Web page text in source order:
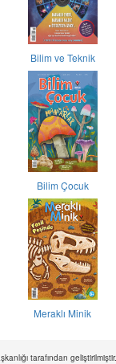
Bilim ve Teknik
Bilim Çocuk
Meraklı Minik
tarafından